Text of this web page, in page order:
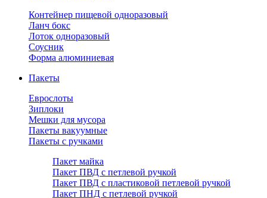
Контейнер пищевой одноразовый
Ланч бокс
Лоток одноразовый
Соусник
Форма алюминиевая
Пакеты
Еврослоты
Зиплоки
Мешки для мусора
Пакеты вакуумные
Пакеты с ручками
Пакет майка
Пакет ПВД с петлевой ручкой
Пакет ПВД с пластиковой петлевой ручкой
Пакет ПНД с петлевой ручкой